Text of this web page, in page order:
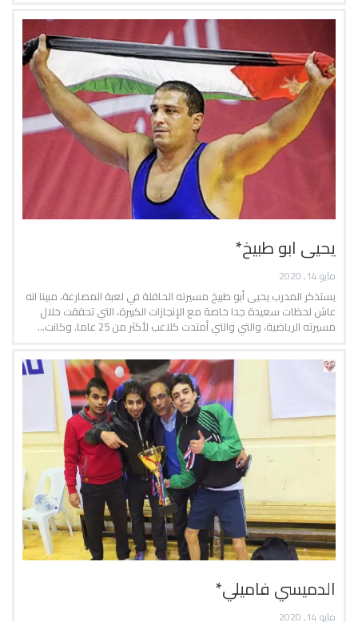
يحيى ابو طبيخ*
مايو 14, 2020
يستذكر المدرب يحيى أبو طبيخ مسيرته الحافلة في لعبة المصارعة، مبينا انه
عاش لحظات سعيدة جدا خاصة مع الإنجازات الكبيرة، التي تحققت خلال
مسيرته الرياضية، والتي والتي أمتدت كلاعب لأكثر من 25 عاما. وكانت…
الدميسي فاميلي*
مايو 14, 2020